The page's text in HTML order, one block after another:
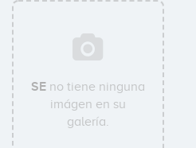
SE no tiene ninguna
imágen en su
galería.